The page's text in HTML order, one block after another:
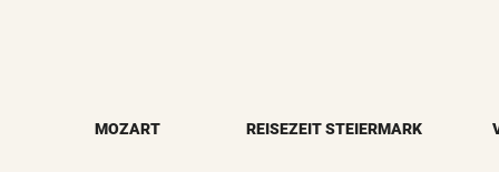
MOZART REISEZEIT STEIERMARK